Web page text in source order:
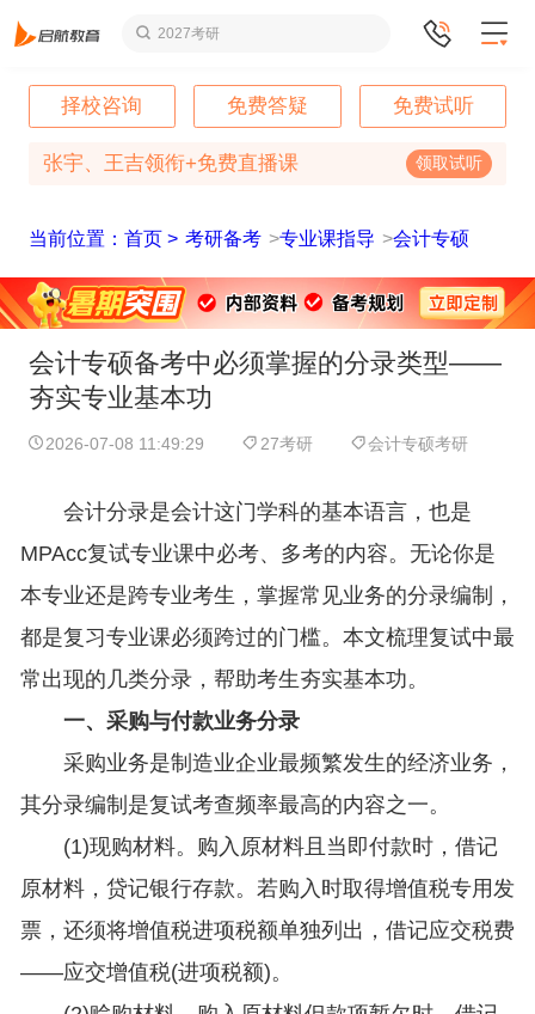
2027考研
择校咨询 免费答疑 免费试听
张宇、王吉领衔+免费直播课 领取试听
当前位置：首页 > 考研备考 >专业课指导 >会计专硕
会计专硕备考中必须掌握的分录类型——
夯实专业基本功
2026-07-08 11:49:29 27考研 会计专硕考研
会计分录是会计这门学科的基本语言，也是
MPAcc复试专业课中必考、多考的内容。无论你是
本专业还是跨专业考生，掌握常见业务的分录编制，
都是复习专业课必须跨过的门槛。本文梳理复试中最
常出现的几类分录，帮助考生夯实基本功。
一、采购与付款业务分录
采购业务是制造业企业最频繁发生的经济业务，
其分录编制是复试考查频率最高的内容之一。
(1)现购材料。购入原材料且当即付款时，借记
原材料，贷记银行存款。若购入时取得增值税专用发
票，还须将增值税进项税额单独列出，借记应交税费
——应交增值税(进项税额)。